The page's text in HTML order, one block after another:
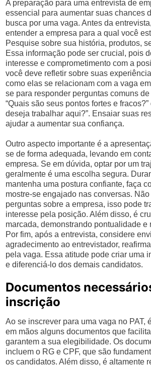
A preparação para uma entrevista de
essencial para aumentar suas chances
busca por uma vaga. Antes da
entender a empresa para a qual você
Pesquise sobre sua história, produtos,
Essa informação pode ser crucial, pois
interesse e comprometimento com a
você deve refletir sobre suas
como elas se relacionam com a vaga
se para responder perguntas comuns
“Quais são seus pontos fortes e
deseja trabalhar aqui?”. Ensaiar suas
ajudar a aumentar sua confiança.
Outro aspecto importante é a
se de forma adequada, levando em
empresa. Se em dúvida, optar por um
geralmente é uma escolha segura.
mantenha uma postura confiante, faça
mostre-se engajado nas conversas.
perguntas sobre a empresa, isso pode
interesse pela posição. Além disso, é
marcada, demonstrando pontualidade e
Por fim, após a entrevista, considere
agradecimento ao entrevistador,
pela vaga. Essa atitude pode criar uma
e diferenciá-lo dos demais candidatos.
Documentos
inscrição
Ao se inscrever para uma vaga no PAT,
em mãos alguns documentos que
garantem a sua elegibilidade. Os
incluem o RG e CPF, que são
os candidatos. Além disso, é altamente